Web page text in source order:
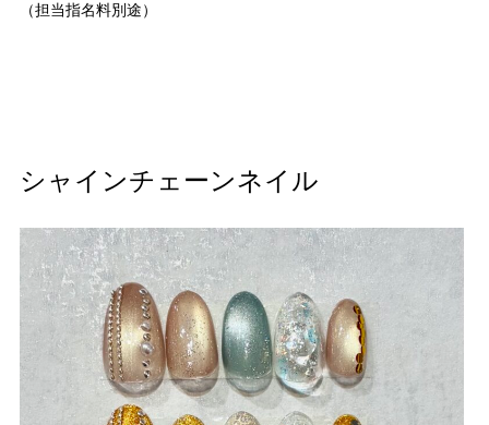
（担当指名料別途）
シャインチェーンネイル